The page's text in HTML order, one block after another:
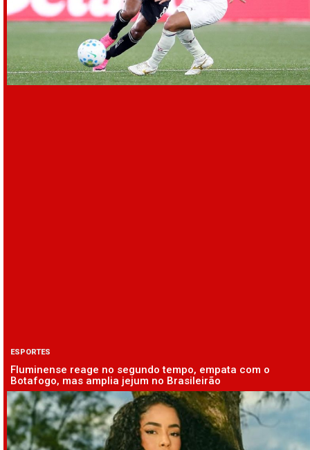
ESPORTES
Fluminense reage no segundo tempo, empata com o
Botafogo, mas amplia jejum no Brasileirão